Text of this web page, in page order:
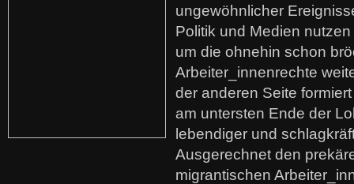
ungewöhnlicher
Politik und Medien
um die ohnehin schon
Arbeiter_innenrechte
der anderen Seite
am untersten Ende der
lebendiger und
Ausgerechnet den
migrantischen